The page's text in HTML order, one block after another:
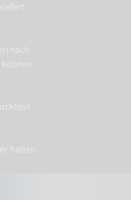
(nach
halten.